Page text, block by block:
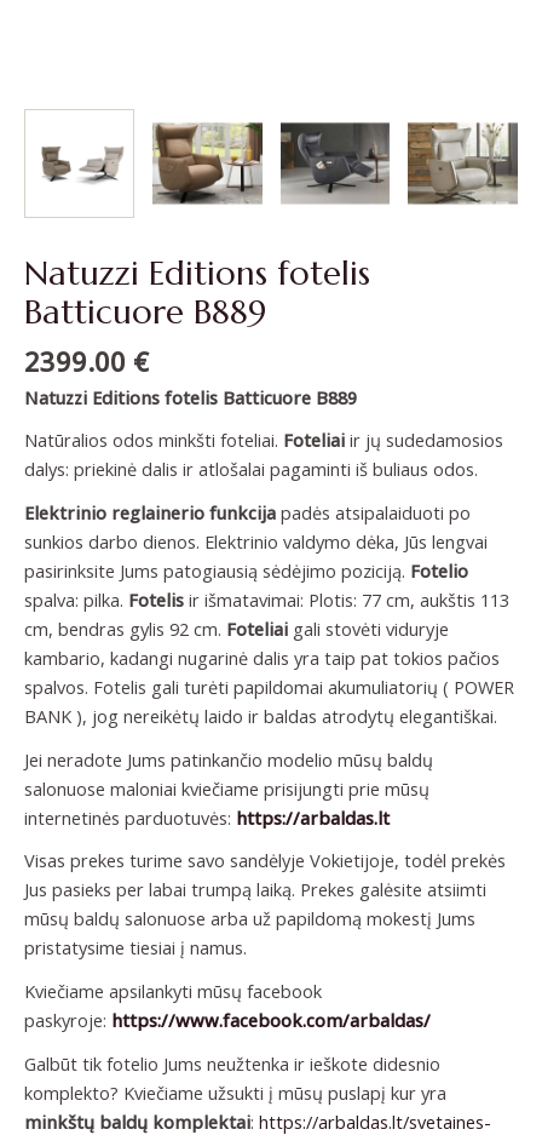
Natuzzi Editions fotelis
Batticuore B889
2399.00 €
Natuzzi Editions fotelis Batticuore B889
Natūralios odos minkšti foteliai. Foteliai ir jų sudedamosios
dalys: priekinė dalis ir atlošalai pagaminti iš buliaus odos.
Elektrinio reglainerio funkcija padės atsipalaiduoti po
sunkios darbo dienos. Elektrinio valdymo dėka, Jūs lengvai
pasirinksite Jums patogiausią sėdėjimo poziciją. Fotelio
spalva: pilka. Fotelis ir išmatavimai: Plotis: 77 cm, aukštis 113
cm, bendras gylis 92 cm. Foteliai gali stovėti viduryje
kambario, kadangi nugarinė dalis yra taip pat tokios pačios
spalvos. Fotelis gali turėti papildomai akumuliatorių ( POWER
BANK ), jog nereikėtų laido ir baldas atrodytų elegantiškai.
Jei neradote Jums patinkančio modelio mūsų baldų
salonuose maloniai kviečiame prisijungti prie mūsų
internetinės parduotuvės: https://arbaldas.lt
Visas prekes turime savo sandėlyje Vokietijoje, todėl prekės
Jus pasieks per labai trumpą laiką. Prekes galėsite atsiimti
mūsų baldų salonuose arba už papildomą mokestį Jums
pristatysime tiesiai į namus.
Kviečiame apsilankyti mūsų facebook
paskyroje: https://www.facebook.com/arbaldas/
Galbūt tik fotelio Jums neužtenka ir ieškote didesnio
komplekto? Kviečiame užsukti į mūsų puslapį kur yra
minkštų baldų komplektai: https://arbaldas.lt/svetaines-